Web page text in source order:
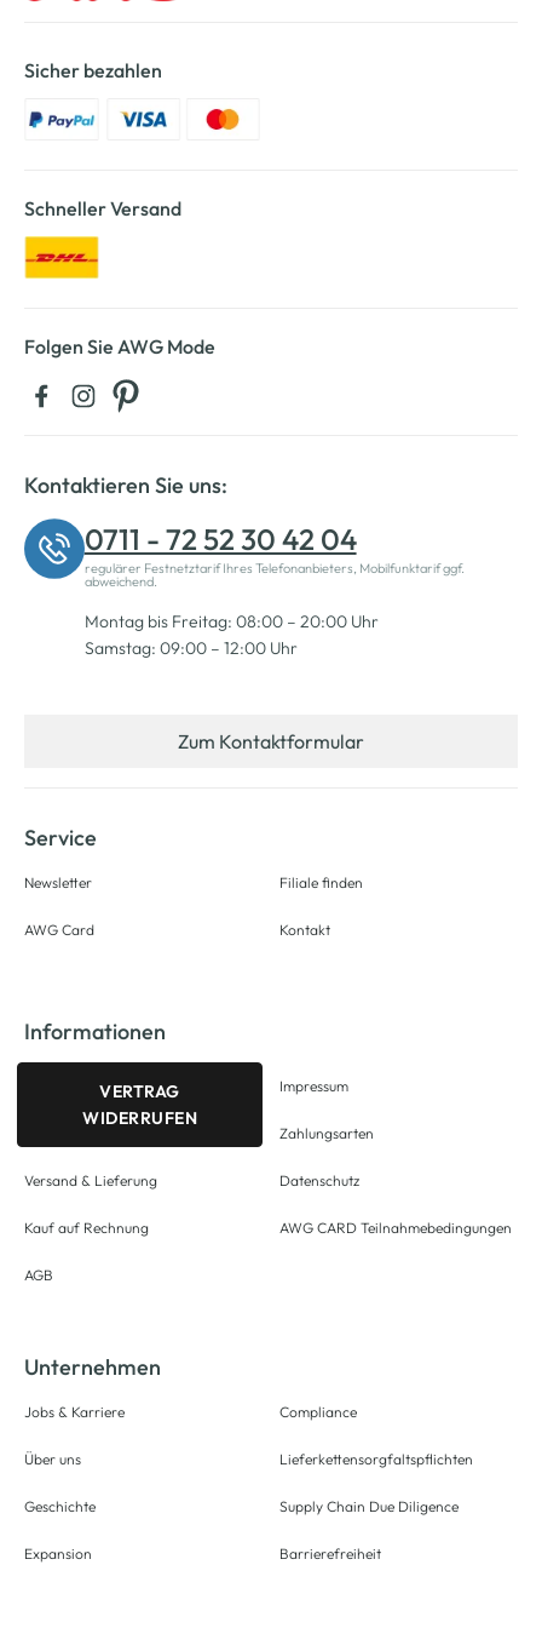
Sicher bezahlen
Schneller Versand
Folgen Sie AWG Mode
Kontaktieren Sie uns:
0711 - 72 52 30 42 04
regulärer Festnetztarif Ihres Telefonanbieters, Mobilfunktarif ggf.
abweichend.
Montag bis Freitag: 08:00 – 20:00 Uhr
Samstag: 09:00 – 12:00 Uhr
Zum Kontaktformular
Service
Newsletter
AWG Card
Filiale finden
Kontakt
Informationen
VERTRAG
WIDERRUFEN
Versand & Lieferung
Kauf auf Rechnung
AGB
Impressum
Zahlungsarten
Datenschutz
AWG CARD Teilnahmebedingungen
Unternehmen
Jobs & Karriere
Über uns
Geschichte
Expansion
Compliance
Lieferkettensorgfaltspflichten
Supply Chain Due Diligence
Barrierefreiheit